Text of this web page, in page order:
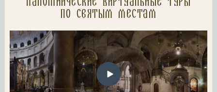
по святым местам